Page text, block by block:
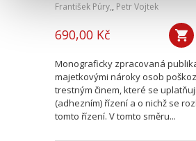
František Púry,, Petr Vojtek
690,00 Kč
Monograficky zpracovaná
majetkovými nároky osob
trestným činem, které se
(adhezním) řízení a o nichž se
tomto řízení. V tomto směru...